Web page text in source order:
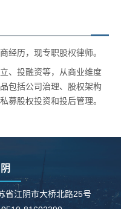
经历，现专职股权律师。
、投融资等，从商业维度
包括公司治理、股权架构
募股权投资和投后管理。
省江阴市大桥北路25号